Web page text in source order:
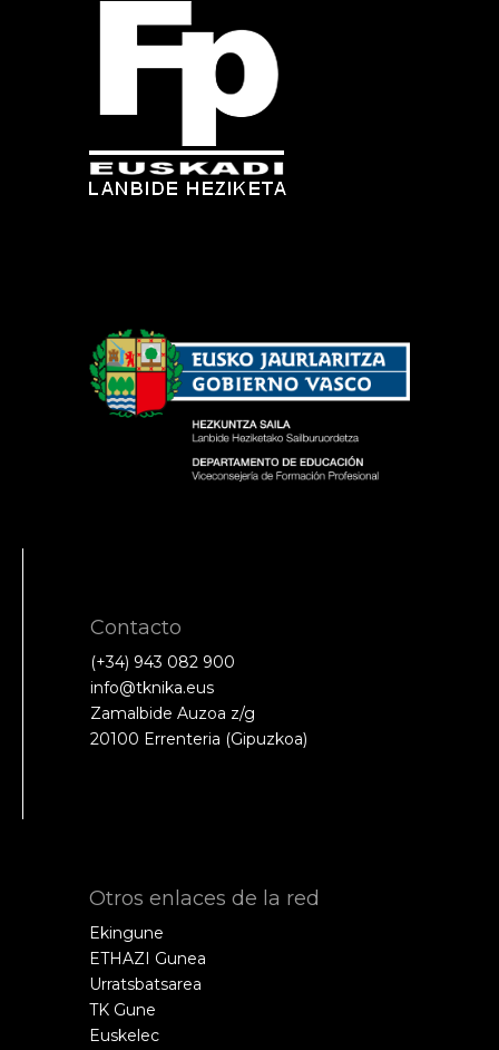
Contacto
(+34) 943 082 900
info@tknika.eus
Zamalbide Auzoa z/g
20100 Errenteria (Gipuzkoa)
Otros enlaces de la red
Ekingune
ETHAZI Gunea
Urratsbatsarea
TK Gune
Euskelec